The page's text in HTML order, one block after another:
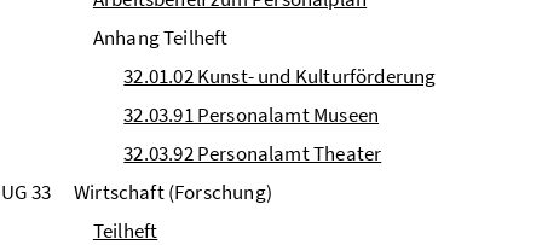
Anhang Teilheft
32.01.02 Kunst- und Kulturförderung
32.03.91 Personalamt Museen
32.03.92 Personalamt Theater
UG 33
Wirtschaft (Forschung)
Teilheft